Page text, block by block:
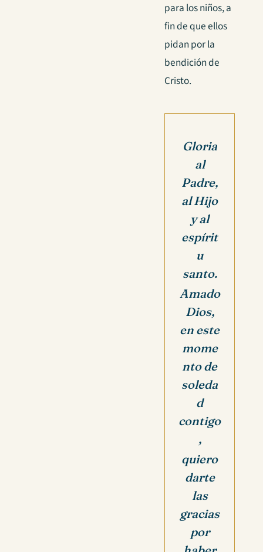
para los niños, a
fin de que ellos
pidan por la
bendición de
Cristo.
Gloria
al
Padre,
al Hijo
y al
espírit
u
santo.
Amado
Dios,
en este
mome
nto de
soleda
d
contigo
,
quiero
darte
las
gracias
por